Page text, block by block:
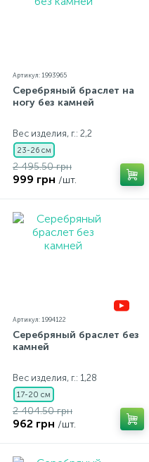
Артикул: 1993965
Серебряный браслет на
ногу без камней
Вес изделия, г.: 2,2
23-26 см
2 495.50 грн
999 грн /шт.
Артикул: 1994122
Серебряный браслет без
камней
Вес изделия, г.: 1,28
17-20 см
2 404.50 грн
962 грн /шт.